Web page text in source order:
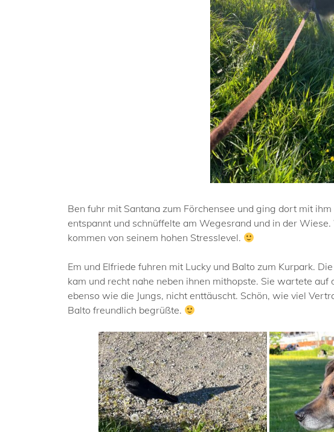
Ben fuhr mit Santana zum Förchensee und ging dort mit
entspannt und schnüffelte am Wegesrand und in der
kommen von seinem hohen Stresslevel.
Em und Elfriede fuhren mit Lucky und Balto zum Kurpark.
kam und recht nahe neben ihnen mithopste. Sie wartete
ebenso wie die Jungs, nicht enttäuscht. Schön, wie viel
Balto freundlich begrüßte.